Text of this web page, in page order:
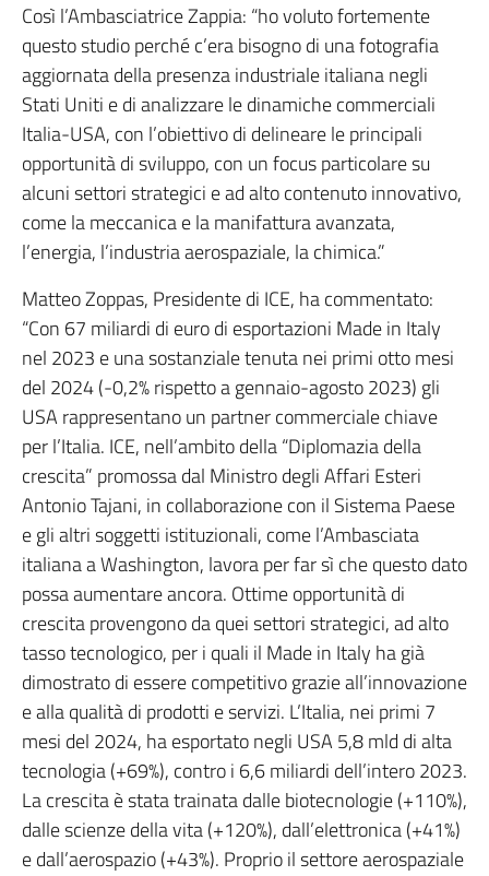
Così l’Ambasciatrice Zappia: “ho voluto fortemente
questo studio perché c’era bisogno di una fotografia
aggiornata della presenza industriale italiana negli
Stati Uniti e di analizzare le dinamiche commerciali
Italia-USA, con l’obiettivo di delineare le principali
opportunità di sviluppo, con un focus particolare su
alcuni settori strategici e ad alto contenuto innovativo,
come la meccanica e la manifattura avanzata,
l’energia, l’industria aerospaziale, la chimica.”
Matteo Zoppas, Presidente di ICE, ha commentato:
“Con 67 miliardi di euro di esportazioni Made in Italy
nel 2023 e una sostanziale tenuta nei primi otto mesi
del 2024 (-0,2% rispetto a gennaio-agosto 2023) gli
USA rappresentano un partner commerciale chiave
per l’Italia. ICE, nell’ambito della “Diplomazia della
crescita” promossa dal Ministro degli Affari Esteri
Antonio Tajani, in collaborazione con il Sistema Paese
e gli altri soggetti istituzionali, come l’Ambasciata
italiana a Washington, lavora per far sì che questo dato
possa aumentare ancora. Ottime opportunità di
crescita provengono da quei settori strategici, ad alto
tasso tecnologico, per i quali il Made in Italy ha già
dimostrato di essere competitivo grazie all’innovazione
e alla qualità di prodotti e servizi. L’Italia, nei primi 7
mesi del 2024, ha esportato negli USA 5,8 mld di alta
tecnologia (+69%), contro i 6,6 miliardi dell’intero 2023.
La crescita è stata trainata dalle biotecnologie (+110%),
dalle scienze della vita (+120%), dall’elettronica (+41%)
e dall’aerospazio (+43%). Proprio il settore aerospaziale